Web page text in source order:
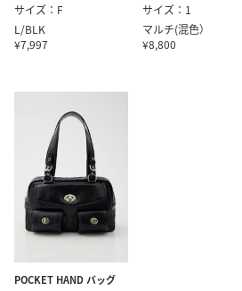
サイズ：F
L/BLK
¥7,997
サイズ：1
マルチ(混色）
¥8,800
POCKET HAND バッグ